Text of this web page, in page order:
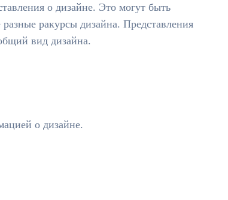
о дизайне. Это могут быть
ракурсы дизайна. Представления
вид дизайна.
о дизайне.